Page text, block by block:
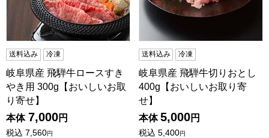
送料込み 冷凍
岐阜県産 飛騨牛ロースすき
やき用 300g【おいしいお取
り寄せ】
本体 7,000円
税込 7,560円
送料込み 冷凍
岐阜県産 飛騨牛切りおとし
400g【おいしいお取り寄
せ】
本体 5,000円
税込 5,400円